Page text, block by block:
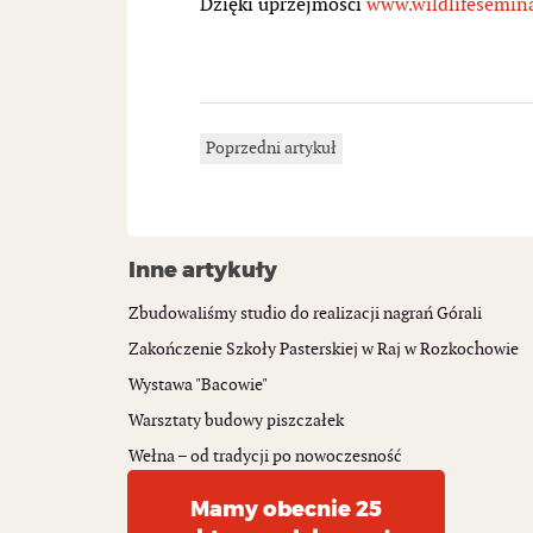
Dzięki uprzejmości
Poprzedni artykuł
Inne artykuły
Zbudowaliśmy studio do realizacji nagrań Górali
Zakończenie Szkoły Pasterskiej w Raj w Rozkochowie
Wystawa "Bacowie"
Warsztaty budowy piszczałek
Wełna – od tradycji po nowoczesność
Mamy obecnie 25